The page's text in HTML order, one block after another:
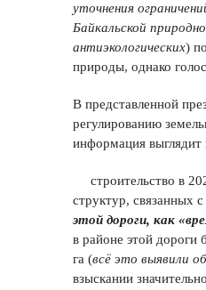
уточнения
Байкальской
антиэкологических)
природы, однако
В представленной
регулированию
информация
строительство в
структур, связанных
этой дороги, как
в районе этой
га (всё это выявили
взыскании